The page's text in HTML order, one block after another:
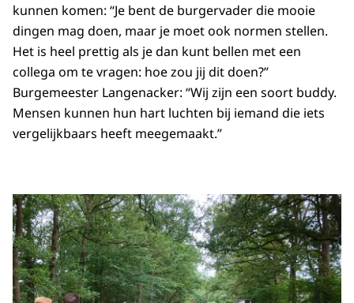
kunnen komen: “Je bent de burgervader die mooie
dingen mag doen, maar je moet ook normen stellen.
Het is heel prettig als je dan kunt bellen met een
collega om te vragen: hoe zou jij dit doen?”
Burgemeester Langenacker: “Wij zijn een soort buddy.
Mensen kunnen hun hart luchten bij iemand die iets
vergelijkbaars heeft meegemaakt.”